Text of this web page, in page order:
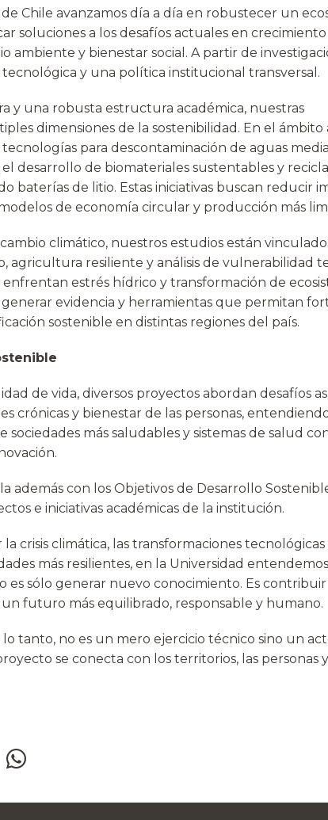
Chile avanzamos día a día en robustecer un
soluciones a los desafíos actuales en crecimiento
ambiente y bienestar social. A partir de
y una política institucional transversal.
y una robusta estructura académica, nuestras
dimensiones de la sostenibilidad. En el ámbito
para descontaminación de aguas
desarrollo de biomateriales sustentables y
baterías de litio. Estas iniciativas buscan reducir
de economía circular y producción más
climático, nuestros estudios están
agricultura resiliente y análisis de vulnerabilidad
estrés hídrico y transformación de
generar evidencia y herramientas que permitan
sostenible en distintas regiones del país.
de vida, diversos proyectos abordan desafíos
crónicas y bienestar de las personas,
más saludables y sistemas de salud
además con los Objetivos de Desarrollo
e iniciativas académicas de la institución.
crisis climática, las transformaciones tecnológicas
más resilientes, en la Universidad
es sólo generar nuevo conocimiento. Es contribuir
futuro más equilibrado, responsable y humano.
lo tanto, no es un mero ejercicio técnico sino un
se conecta con los territorios, las personas